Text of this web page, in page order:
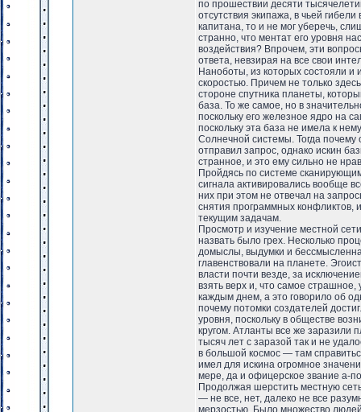
по прошествии десяти
отсутствия экипажа, в чьей
капитана, то и не мог уберечь,
странно, что ментат его уровня
воздействия? Впрочем, эти
ответа, невзирая на все свои
Наноботы, из которых состояли и
скоростью. Причем не только
стороне спутника планеты,
база. То же самое, но в
поскольку его железное ядро на
поскольку эта база не имела к
Солнечной системы. Тогда почему
отправил запрос, однако искин
странное, и это ему сильно не
Пройдясь по системе
сигнала активировались вообще
них при этом не отвечал на
снятия программных конфликтов,
текущим задачам.
Просмотр и изучение местной
назвать было грех. Несколько
домыслы, выдумки и
главенствовали на планете.
власти почти везде, за
взять верх и, что самое
каждым днем, а это говорило об
почему потомки создателей
уровня, поскольку в обществе
кругом. Атланты все же заразили
тысяч лет с заразой так и не
в большой космос — там
имел для искина огромное
мере, да и офицерское звание а-
Продолжая шерстить местную
— не все, нет, далеко не все
мерзостью. Было множество